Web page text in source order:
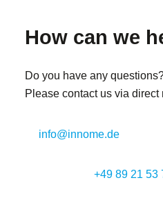
How can we
Do you have any
Please contact us via
info@innome.de
+49 89 21 53